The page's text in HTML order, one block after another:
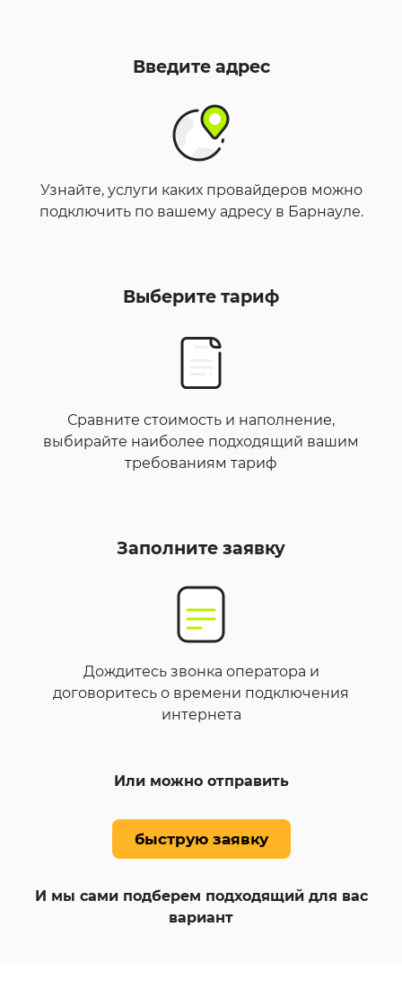
Введите адрес
Узнайте, услуги каких провайдеров можно
подключить по вашему адресу в Барнауле.
Выберите тариф
Сравните стоимость и наполнение,
выбирайте наиболее подходящий вашим
требованиям тариф
Заполните заявку
Дождитесь звонка оператора и
договоритесь о времени подключения
интернета
Или можно отправить
быструю заявку
И мы сами подберем подходящий для вас
вариант